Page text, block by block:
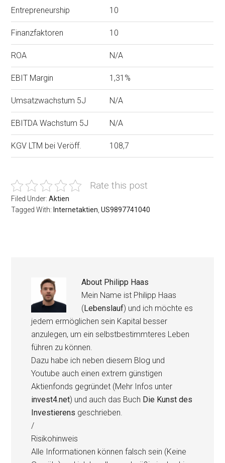
Entrepreneurship 10
Finanzfaktoren 10
ROA N/A
EBIT Margin 1,31%
Umsatzwachstum 5J N/A
EBITDA Wachstum 5J N/A
KGV LTM bei Veröff. 108,7
Rate this post
Filed Under:Aktien
Tagged With: Internetaktien ,US9897741040
About Philipp Haas
Mein Name ist Philipp Haas
(Lebenslauf) und ich möchte es
jedem ermöglichen sein Kapital besser
anzulegen, um ein selbstbestimmteres Leben
führen zu können.
Dazu habe ich neben diesem Blog und
Youtube auch einen extrem günstigen
Aktienfonds gegründet (Mehr Infos unter
invest4.net) und auch das Buch Die Kunst des
Investierens geschrieben.
/
Risikohinweis
Alle Informationen können falsch sein (Keine